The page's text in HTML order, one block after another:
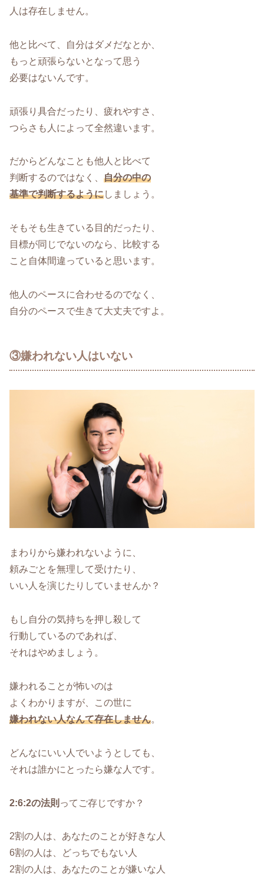
人は存在しません。
他と比べて、自分はダメだなとか、
もっと頑張らないとなって思う
必要はないんです。
頑張り具合だったり、疲れやすさ、
つらさも人によって全然違います。
だからどんなことも他人と比べて
判断するのではなく、 自分の中の
基準で判断するようにしましょう。
そもそも生きている目的だったり、
目標が同じでないのなら、比較する
こと自体間違っていると思います。
他人のペースに合わせるのでなく、
自分のペースで生きて大丈夫ですよ。
③嫌われない人はいない
まわりから嫌われないように、
頼みごとを無理して受けたり、
いい人を演じたりしていませんか？
もし自分の気持ちを押し殺して
行動しているのであれば、
それはやめましょう。
嫌われることが怖いのは
よくわかりますが、この世に
嫌われない人なんて存在しません。
どんなにいい人でいようとしても、
それは誰かにとったら嫌な人です。
2:6:2の法則 ってご存じですか？
2割の人は、あなたのことが好きな人
6割の人は、どっちでもない人
2割の人は、あなたのことが嫌いな人